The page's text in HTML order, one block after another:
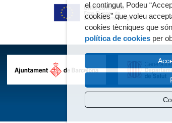
el contingut. Podeu
cookies” que voleu
cookies tècniques que
política de cookies per